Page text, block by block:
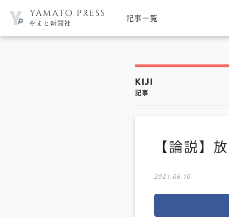
記事一覧
KIJI
記事
【論説】
2021.06.10